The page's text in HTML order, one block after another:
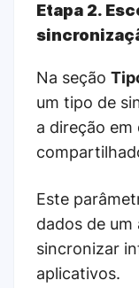
Etapa 2.
Na seção
um tipo de
a direção em
Este
dados de
sincronizar
aplicativos.